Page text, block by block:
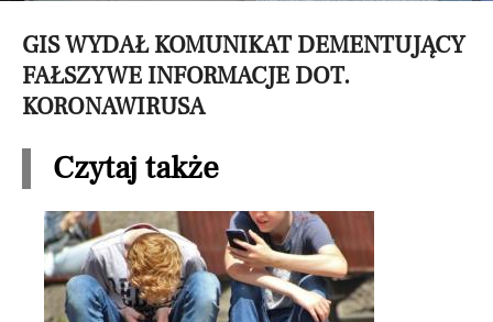
GIS WYDAŁ KOMUNIKAT DEMENTUJĄCY
FAŁSZYWE INFORMACJE DOT.
KORONAWIRUSA
Czytaj także